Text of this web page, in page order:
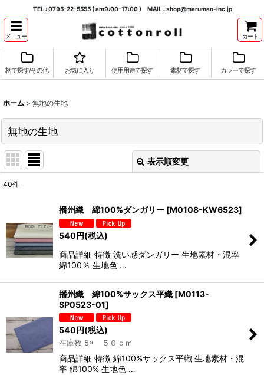
TEL : 0795-22-5555 ( am9:00-17:00 ) MAIL : shop@maruman-inc.jp
メニュー カート
柄で探す/その他 お気に入り 使用用途で探す 素材で探す カラーで探す
ホーム > 無地の生地
無地の生地
表示順変更
並び順:
絞り込む
40件
播州織 綿100%ダンガリー [M0108-KW6523]
540円(税込)
商品詳細 特徴 洗い感ダンガリー 生地素材・混率
綿100％ 生地色 …
播州織 綿100%サックス平織 [M0113-
SP0523-01]
540円(税込)
在庫数 5× ５０ｃｍ
商品詳細 特徴 綿100%サックス平織 生地素材・混
率 綿100% 生地色 …